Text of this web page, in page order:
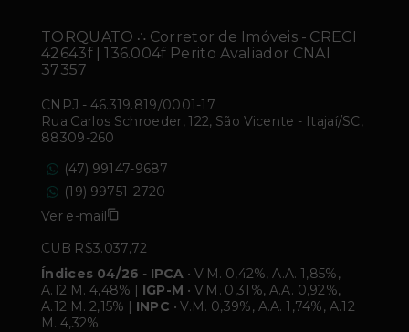
TORQUATO ∴ Corretor de Imóveis - CRECI
42643f | 136.004f Perito Avaliador CNAI
37357
CNPJ - 46.319.819/0001-17
Rua Carlos Schroeder, 122, São Vicente - Itajaí/SC,
88309-260
(47) 99147-9687
(19) 99751-2720
Ver e-mail
CUB R$3.037,72
Índices 04/26 - IPCA • V.M. 0,42%, A.A. 1,85%,
A.12 M. 4,48% | IGP-M • V.M. 0,31%, A.A. 0,92%,
A.12 M. 2,15% | INPC • V.M. 0,39%, A.A. 1,74%, A.12
M. 4,32%